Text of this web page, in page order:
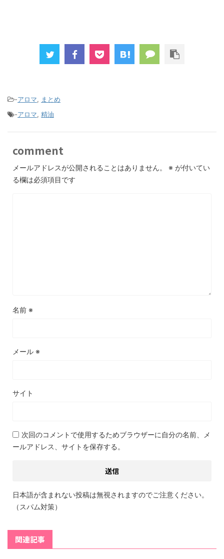
-アロマ, まとめ
-アロマ, 精油
comment
メールアドレスが公開されることはありません。 ※ が付いてい
る欄は必須項目です
名前 ※
メール ※
サイト
次回のコメントで使用するためブラウザーに自分の名前、メ
ールアドレス、サイトを保存する。
日本語が含まれない投稿は無視されますのでご注意ください。
（スパム対策）
関連記事